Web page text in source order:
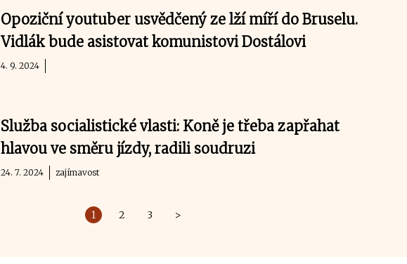
Opoziční youtuber usvědčený ze lží míří do Bruselu.
Vidlák bude asistovat komunistovi Dostálovi
4. 9. 2024
Služba socialistické vlasti: Koně je třeba zapřahat
hlavou ve směru jízdy, radili soudruzi
24. 7. 2024 zajímavost
1 2 3 >